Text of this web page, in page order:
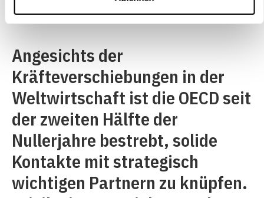
Wirtschaftspraktiken.
Angesichts der
Kräfteverschiebungen in der
Weltwirtschaft ist die OECD seit
der zweiten Hälfte der
Nullerjahre bestrebt, solide
Kontakte mit strategisch
wichtigen Partnern zu knüpfen.